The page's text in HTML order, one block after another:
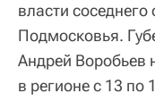
власти
Подмосковья.
Андрей Воробьев
в регионе с 13 по